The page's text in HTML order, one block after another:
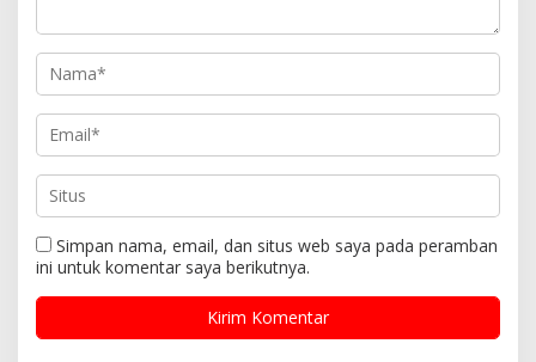
Simpan nama, email, dan situs web saya pada peramban
ini untuk komentar saya berikutnya.